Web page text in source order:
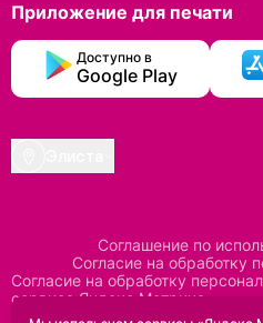
Приложение для печати
Доступно в
Google Play
Соглашение по
Согласие на обработку
Согласие на обработку
сервиса Яндекс Метрика
Согласие на обработку